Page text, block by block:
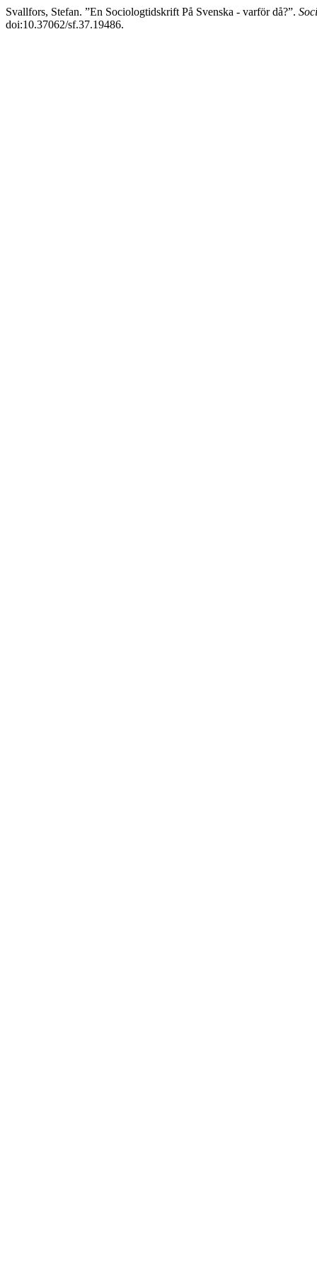
Svallfors, Stefan. ”En Sociologtidskrift På Svenska - varför då?”.
doi:10.37062/sf.37.19486.